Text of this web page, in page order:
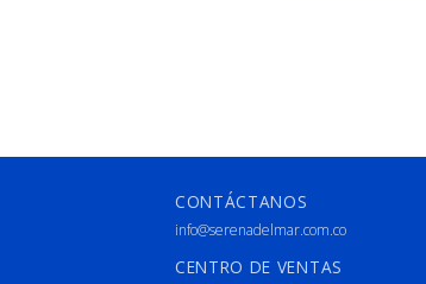
CONTÁCTANOS
info@serenadelmar.com.co
CENTRO DE VENTAS